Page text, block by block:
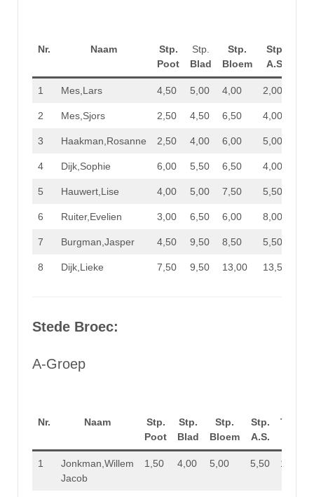
Nr. Naam
Stp.
Poot
Stp.
Blad
Stp.
Bloem
Stp.
A.S.
1 Mes,Lars 4,50 5,00 4,00 2,00
2 Mes,Sjors 2,50 4,50 6,50 4,00
3 Haakman,Rosanne 2,50 4,00 6,00 5,00
4 Dijk,Sophie 6,00 5,50 6,50 4,00
5 Hauwert,Lise 4,00 5,00 7,50 5,50
6 Ruiter,Evelien 3,00 6,50 6,00 8,00
7 Burgman,Jasper 4,50 9,50 8,50 5,50
8 Dijk,Lieke 7,50 9,50 13,00 13,50
Stede Broec:
A-Groep
Nr. Naam
Stp.
Poot
Stp.
Blad
Stp.
Bloem
Stp.
A.S.
Totaal
1
Jonkman,Willem
Jacob
1,50 4,00 5,00 5,50 16,00